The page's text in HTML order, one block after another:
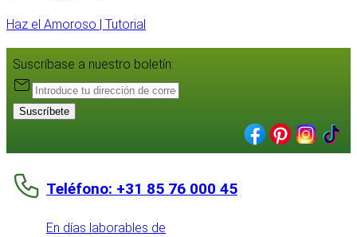
Haz el Amoroso | Tutorial
Suscríbase a nuestro boletín:
Suscríbete
Teléfono: +31 85 76 000 45
En días laborables de